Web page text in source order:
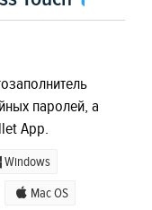
паролей, а
App.
Windows
Mac OS